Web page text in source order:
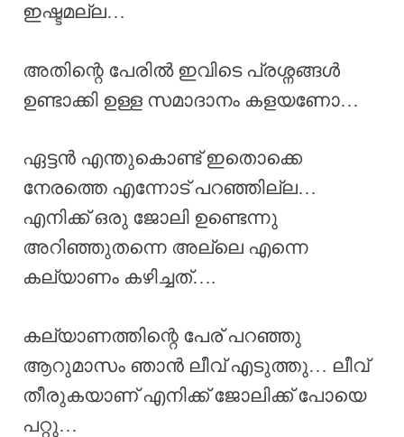
ഇഷ്ടമല്ല…
അതിന്റെ പേരിൽ ഇവിടെ പ്രശ്നങ്ങൾ
ഉണ്ടാക്കി ഉള്ള സമാദാനം കളയണോ…
ഏട്ടൻ എന്തുകൊണ്ട് ഇതൊക്കെ
നേരത്തെ എന്നോട് പറഞ്ഞില്ല…
എനിക്ക് ഒരു ജോലി ഉണ്ടെന്നു
അറിഞ്ഞുതന്നെ അല്ലെ എന്നെ
കല്യാണം കഴിച്ചത്….
കല്യാണത്തിന്റെ പേര് പറഞ്ഞു
ആറുമാസം ഞാൻ ലീവ് എടുത്തു… ലീവ്
തീരുകയാണ് എനിക്ക് ജോലിക്ക് പോയെ
പറ്റു…